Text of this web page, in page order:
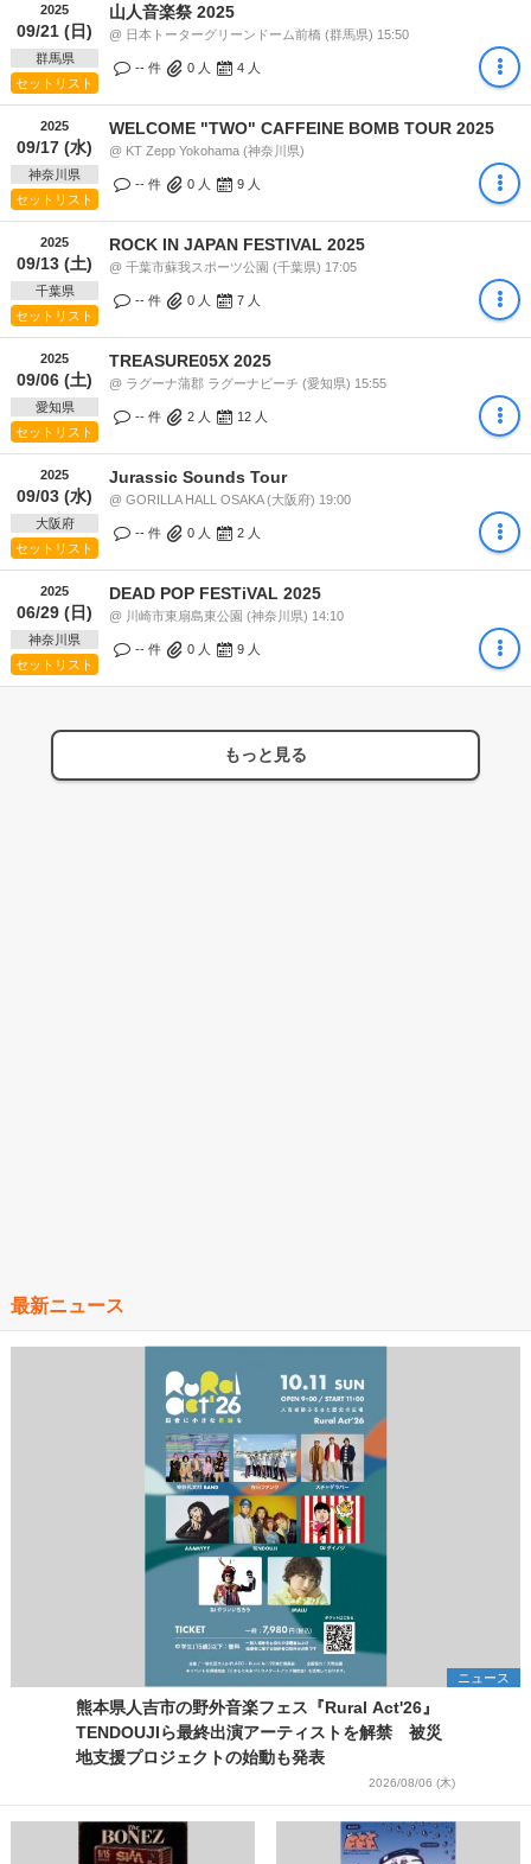
2025
09/21 (日)
群馬県
セットリスト
山人音楽祭 2025
@ 日本トーターグリーンドーム前橋 (群馬県) 15:50
-- 件 0 人 4 人
2025
09/17 (水)
神奈川県
セットリスト
WELCOME "TWO" CAFFEINE BOMB TOUR 2025
@ KT Zepp Yokohama (神奈川県)
-- 件 0 人 9 人
2025
09/13 (土)
千葉県
セットリスト
ROCK IN JAPAN FESTIVAL 2025
@ 千葉市蘇我スポーツ公園 (千葉県) 17:05
-- 件 0 人 7 人
2025
09/06 (土)
愛知県
セットリスト
TREASURE05X 2025
@ ラグーナ蒲郡 ラグーナビーチ (愛知県) 15:55
-- 件 2 人 12 人
2025
09/03 (水)
大阪府
セットリスト
Jurassic Sounds Tour
@ GORILLA HALL OSAKA (大阪府) 19:00
-- 件 0 人 2 人
2025
06/29 (日)
神奈川県
セットリスト
DEAD POP FESTiVAL 2025
@ 川崎市東扇島東公園 (神奈川県) 14:10
-- 件 0 人 9 人
もっと見る
最新ニュース
ニュース
熊本県人吉市の野外音楽フェス『Rural Act'26』
TENDOUJIら最終出演アーティストを解禁 被災
地支援プロジェクトの始動も発表
2026/08/06 (木)